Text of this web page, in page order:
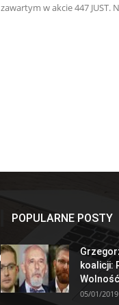
zawartym w akcie 447 JUST.
POPULARNE POSTY
koalicji:
05/01/2019